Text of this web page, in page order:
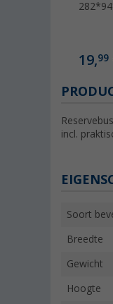
19,99
incl.
Soort
Breedte
Gewicht
Hoogte